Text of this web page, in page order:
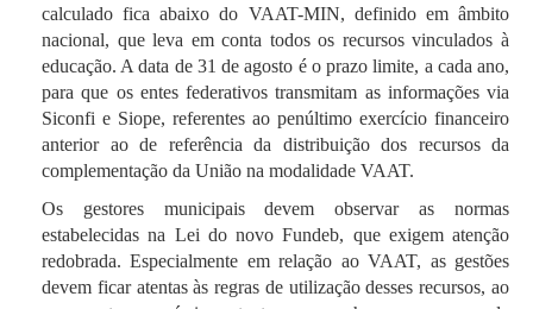
calculado fica abaixo do VAAT-MIN, definido em âmbito
nacional, que leva em conta todos os recursos vinculados à
educação. A data de 31 de agosto é o prazo limite, a cada ano,
para que os entes federativos transmitam as informações via
Siconfi e Siope, referentes ao penúltimo exercício financeiro
anterior ao de referência da distribuição dos recursos da
complementação da União na modalidade VAAT.
Os gestores municipais devem observar as normas
estabelecidas na Lei do novo Fundeb, que exigem atenção
redobrada. Especialmente em relação ao VAAT, as gestões
devem ficar atentas às regras de utilização desses recursos, ao